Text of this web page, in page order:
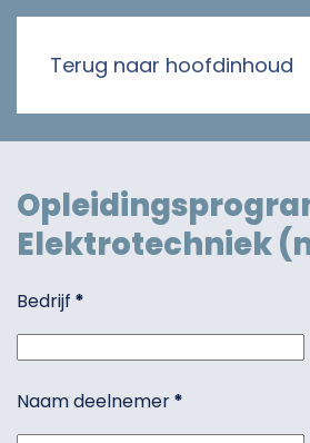
Terug naar hoofdinhoud
Elektrotechniek
Bedrijf *
Naam deelnemer*